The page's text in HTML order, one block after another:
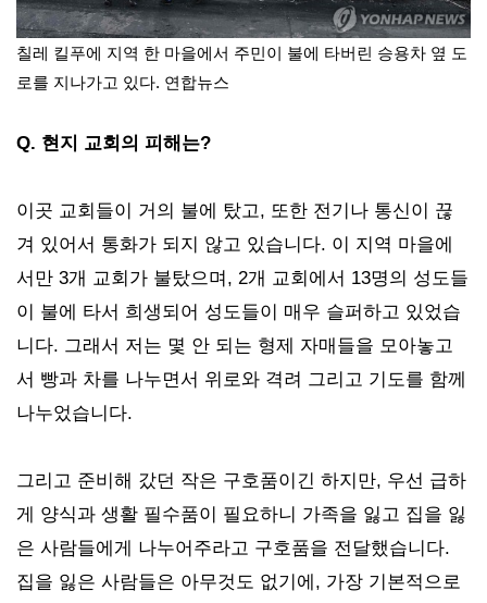
칠레 킬푸에 지역 한 마을에서 주민이 불에 타버린 승용차 옆 도
로를 지나가고 있다. 연합뉴스
Q. 현지 교회의 피해는?
이곳 교회들이 거의 불에 탔고, 또한 전기나 통신이 끊
겨 있어서 통화가 되지 않고 있습니다. 이 지역 마을에
서만 3개 교회가 불탔으며, 2개 교회에서 13명의 성도들
이 불에 타서 희생되어 성도들이 매우 슬퍼하고 있었습
니다. 그래서 저는 몇 안 되는 형제 자매들을 모아놓고
서 빵과 차를 나누면서 위로와 격려 그리고 기도를 함께
나누었습니다.
그리고 준비해 갔던 작은 구호품이긴 하지만, 우선 급하
게 양식과 생활 필수품이 필요하니 가족을 잃고 집을 잃
은 사람들에게 나누어주라고 구호품을 전달했습니다.
집을 잃은 사람들은 아무것도 없기에, 가장 기본적으로